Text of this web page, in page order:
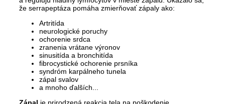
že serrapeptáza pomáha zmierňovať zápaly ako:
Artritída
neurologické poruchy
ochorenie srdca
zranenia vrátane výronov
sinusitída a bronchitída
fibrocystické ochorenie prsníka
syndróm karpálneho tunela
zápal svalov
a mnoho ďalších...